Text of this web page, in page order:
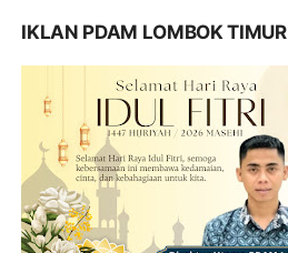
IKLAN PDAM LOMBOK TIMUR